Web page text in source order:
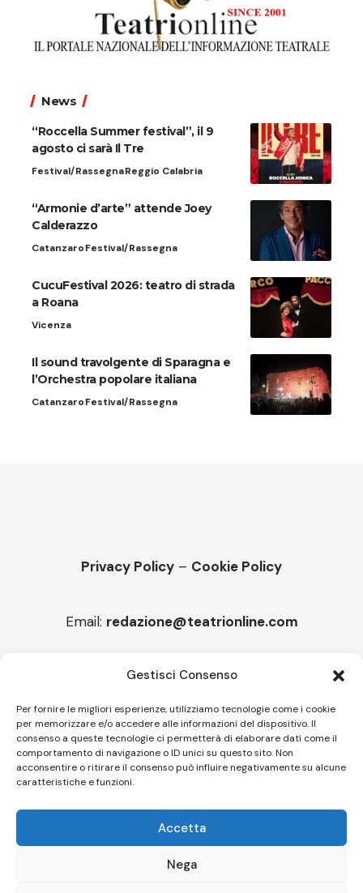
Gestisci Consenso
Per fornire le migliori esperienze, utilizziamo tecnologie come i cookie
per memorizzare e/o accedere alle informazioni del dispositivo. Il
consenso a queste tecnologie ci permetterà di elaborare dati come il
comportamento di navigazione o ID unici su questo sito. Non
acconsentire o ritirare il consenso può influire negativamente su alcune
caratteristiche e funzioni.
Accetta
Nega
News
“Roccella Summer festival”, il 9
agosto ci sarà Il Tre
Festival/RassegnaReggio Calabria
“Armonie d’arte” attende Joey
Calderazzo
CatanzaroFestival/Rassegna
CucuFestival 2026: teatro di strada
a Roana
Vicenza
Il sound travolgente di Sparagna e
l’Orchestra popolare italiana
CatanzaroFestival/Rassegna
Privacy Policy – Cookie Policy
Email: redazione@teatrionline.com
“Armonie d’arte” attende Joey Calderazzo
Firenze - SEO BY SIMONE ROMPIETTI SR WEB